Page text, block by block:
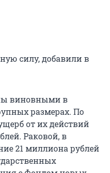
силу, добавили в
виновными в
размерах. По
от их действий
Раковой, в
21 миллиона рублей